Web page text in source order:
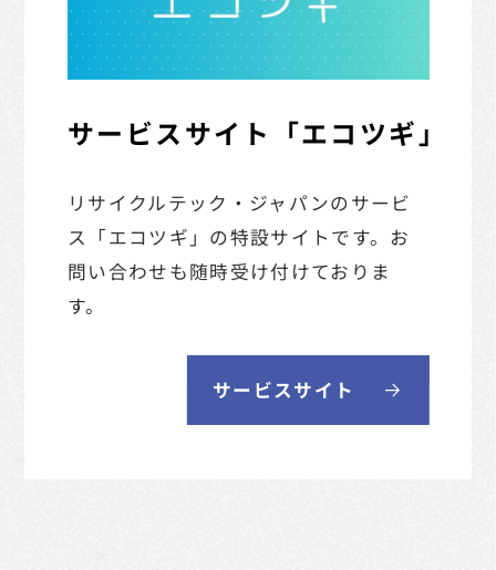
サービスサイト「エコツギ」
リサイクルテック・ジャパンのサービ
ス「エコツギ」の特設サイトです。お
問い合わせも随時受け付けておりま
す。
サービスサイト